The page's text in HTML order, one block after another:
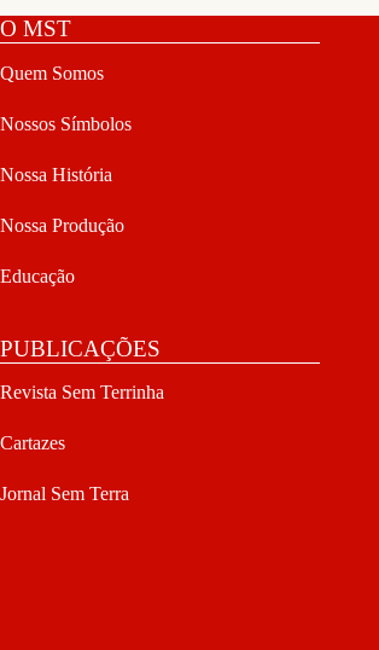
O MST
Quem Somos
Nossos Símbolos
Nossa História
Nossa Produção
Educação
PUBLICAÇÕES
Revista Sem Terrinha
Cartazes
Jornal Sem Terra